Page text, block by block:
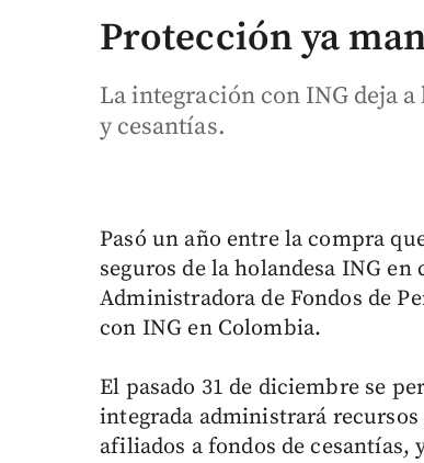
Protección ya
La integración con ING deja a
y cesantías.
Pasó un año entre la compra
seguros de la holandesa ING
Administradora de Fondos de
con ING en Colombia.
El pasado 31 de diciembre se
integrada administrará
afiliados a fondos de